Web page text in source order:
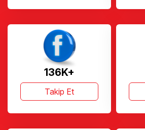
136K+
Takip Et